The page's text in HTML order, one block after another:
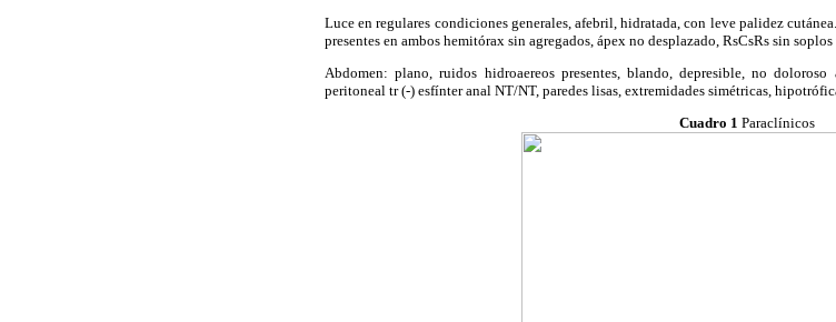
Luce en regulares condiciones generales, afebril , hidratada, con leve palidez
presentes en ambos hemitórax sin agregados, ápex no desplazado, RsCsRs sin soplos
Abdomen: plano, ruidos hidroaereospresentes, blando,depresible , no
peritoneal tr(-) esfínter anal NT/NT, paredes lisas, extremidades simétricas,
Cuadro 1 Paraclínicos